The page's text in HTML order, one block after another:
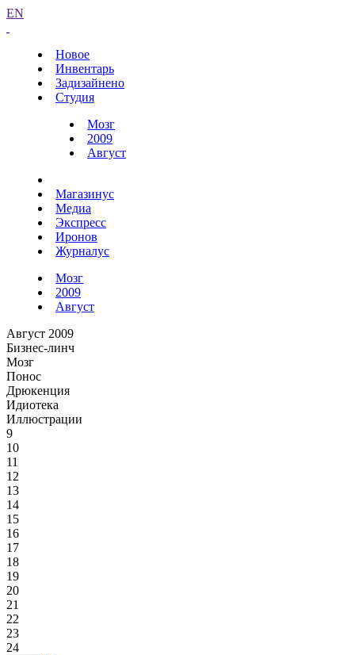
EN
Новое
Инвентарь
Задизайнено
Студия
Мозг
2009
Август
Магазинус
Медиа
Экспресс
Иронов
Журналус
Мозг
2009
Август
Август 2009
Бизнес-линч
Мозг
Понос
Дрюкенция
Идиотека
Иллюстрации
9
10
11
12
13
14
15
16
17
18
19
20
21
22
23
24